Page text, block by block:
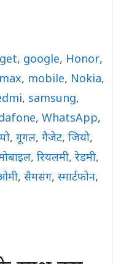
, google, Honor,
, mobile, Nokia,
, samsung,
, WhatsApp,
, गूगल, गैजेट, जियो,
, रियलमी, रेडमी,
, सैमसंग, स्मार्टफोन,